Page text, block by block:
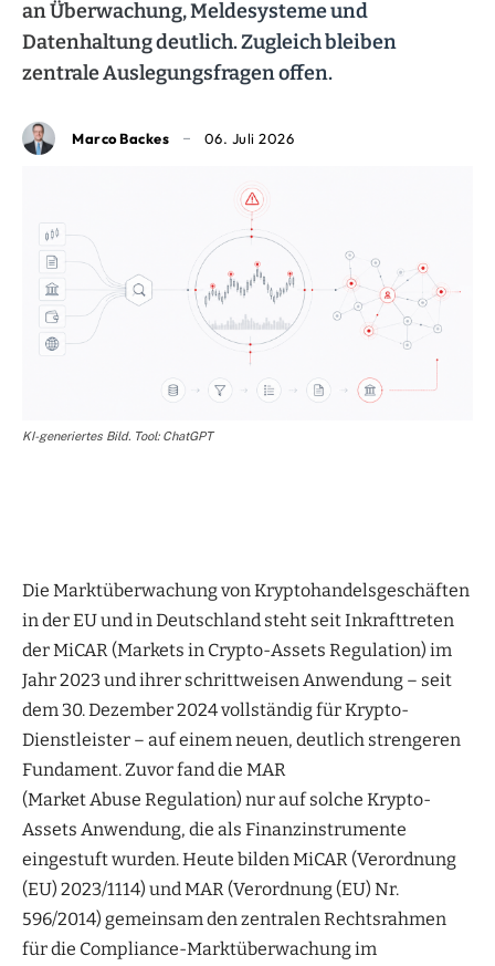
an Überwachung, Meldesysteme und
Datenhaltung deutlich. Zugleich bleiben
zentrale Auslegungsfragen offen.
Marco Backes 06. Juli 2026
KI-generiertes Bild. Tool: ChatGPT
Die Marktüberwachung von Kryptohandelsgeschäften
in der EU und in Deutschland steht seit Inkrafttreten
der MiCAR (Markets in Crypto-Assets Regulation) im
Jahr 2023 und ihrer schrittweisen Anwendung – seit
dem 30. Dezember 2024 vollständig für Krypto-
Dienstleister – auf einem neuen, deutlich strengeren
Fundament. Zuvor fand die MAR
(Market Abuse Regulation) nur auf solche Krypto-
Assets Anwendung, die als Finanzinstrumente
eingestuft wurden. Heute bilden MiCAR (Verordnung
(EU) 2023/1114) und MAR (Verordnung (EU) Nr.
596/2014) gemeinsam den zentralen Rechtsrahmen
für die Compliance-Marktüberwachung im